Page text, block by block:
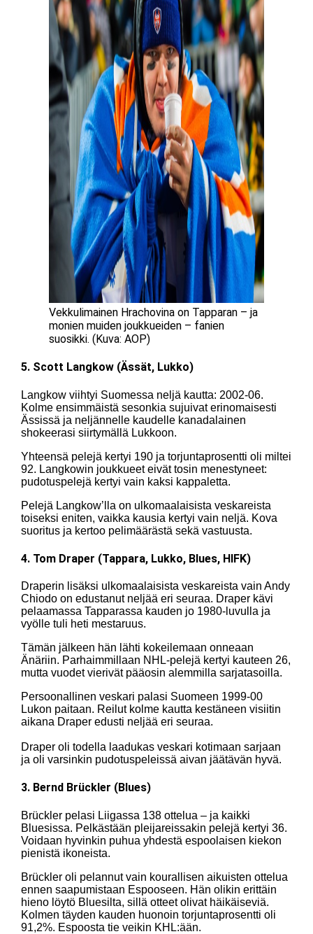
Vekkulimainen Hrachovina on Tapparan – ja
monien muiden joukkueiden – fanien
suosikki. (Kuva: AOP)
5. Scott Langkow (Ässät, Lukko)
Langkow viihtyi Suomessa neljä kautta: 2002-06.
Kolme ensimmäistä sesonkia sujuivat erinomaisesti
Ässissä ja neljännelle kaudelle kanadalainen
shokeerasi siirtymällä Lukkoon.
Yhteensä pelejä kertyi 190 ja torjuntaprosentti oli miltei
92. Langkowin joukkueet eivät tosin menestyneet:
pudotuspelejä kertyi vain kaksi kappaletta.
Pelejä Langkow’lla on ulkomaalaisista veskareista
toiseksi eniten, vaikka kausia kertyi vain neljä. Kova
suoritus ja kertoo pelimäärästä sekä vastuusta.
4. Tom Draper (Tappara, Lukko, Blues, HIFK)
Draperin lisäksi ulkomaalaisista veskareista vain Andy
Chiodo on edustanut neljää eri seuraa. Draper kävi
pelaamassa Tapparassa kauden jo 1980-luvulla ja
vyölle tuli heti mestaruus.
Tämän jälkeen hän lähti kokeilemaan onneaan
Änäriin. Parhaimmillaan NHL-pelejä kertyi kauteen 26,
mutta vuodet vierivät pääosin alemmilla sarjatasoilla.
Persoonallinen veskari palasi Suomeen 1999-00
Lukon paitaan. Reilut kolme kautta kestäneen visiitin
aikana Draper edusti neljää eri seuraa.
Draper oli todella laadukas veskari kotimaan sarjaan
ja oli varsinkin pudotuspeleissä aivan jäätävän hyvä.
3. Bernd Brückler (Blues)
Brückler pelasi Liigassa 138 ottelua – ja kaikki
Bluesissa. Pelkästään pleijareissakin pelejä kertyi 36.
Voidaan hyvinkin puhua yhdestä espoolaisen kiekon
pienistä ikoneista.
Brückler oli pelannut vain kourallisen aikuisten ottelua
ennen saapumistaan Espooseen. Hän olikin erittäin
hieno löytö Bluesilta, sillä otteet olivat häikäiseviä.
Kolmen täyden kauden huonoin torjuntaprosentti oli
91,2%. Espoosta tie veikin KHL:ään.